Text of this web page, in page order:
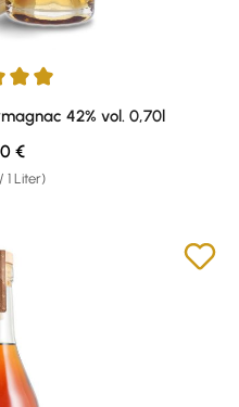
5 von 5 Sternen
42% vol. 0,70l
1 Liter)
Preis:
€